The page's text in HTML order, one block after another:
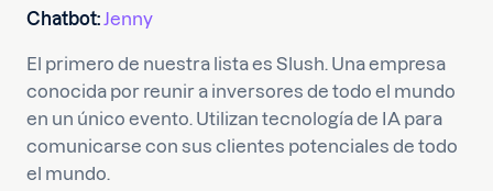
Chatbot:Jenny
El primero de nuestra lista es Slush. Una empresa
conocida por reunir a inversores de todo el mundo
en un único evento. Utilizan tecnología de IA para
comunicarse con sus clientes potenciales de todo
el mundo.